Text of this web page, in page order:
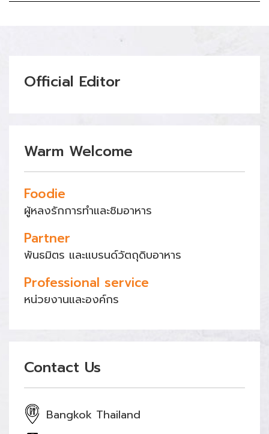
Official Editor
Warm Welcome
Foodie
ผู้หลงรักการทำและชิมอาหาร
Partner
พันธมิตร และแบรนด์วัตถุดิบอาหาร
Professional service
หน่วยงานและองค์กร
Contact Us
Bangkok Thailand